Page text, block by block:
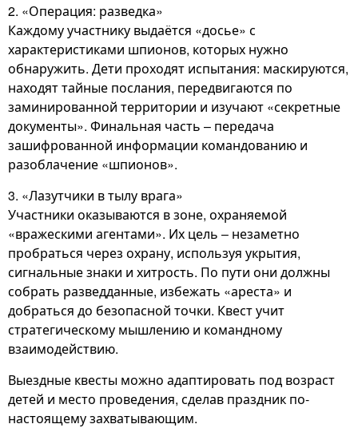
2. «Операция: разведка»
Каждому участнику выдаётся «досье» с
характеристиками шпионов, которых нужно
обнаружить. Дети проходят испытания: маскируются,
находят тайные послания, передвигаются по
заминированной территории и изучают «секретные
документы». Финальная часть – передача
зашифрованной информации командованию и
разоблачение «шпионов».
3. «Лазутчики в тылу врага»
Участники оказываются в зоне, охраняемой
«вражескими агентами». Их цель – незаметно
пробраться через охрану, используя укрытия,
сигнальные знаки и хитрость. По пути они должны
собрать разведданные, избежать «ареста» и
добраться до безопасной точки. Квест учит
стратегическому мышлению и командному
взаимодействию.
Выездные квесты можно адаптировать под возраст
детей и место проведения, сделав праздник по-
настоящему захватывающим.